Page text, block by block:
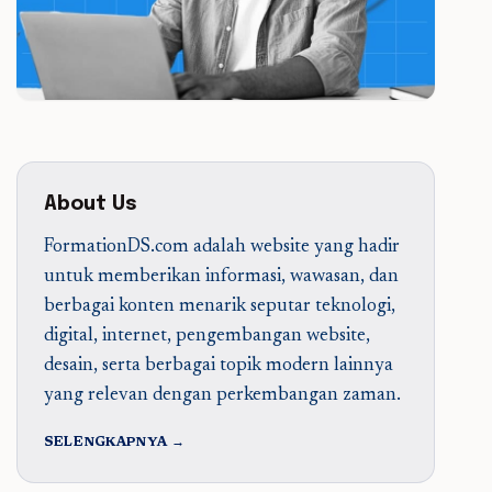
About Us
FormationDS.com adalah website yang hadir
untuk memberikan informasi, wawasan, dan
berbagai konten menarik seputar teknologi,
digital, internet, pengembangan website,
desain, serta berbagai topik modern lainnya
yang relevan dengan perkembangan zaman.
SELENGKAPNYA →